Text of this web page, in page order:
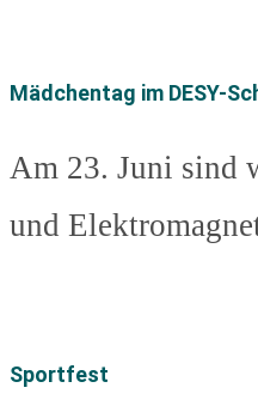
Mädchentag im DESY-
Am 23. Juni sind
und
Sportfest